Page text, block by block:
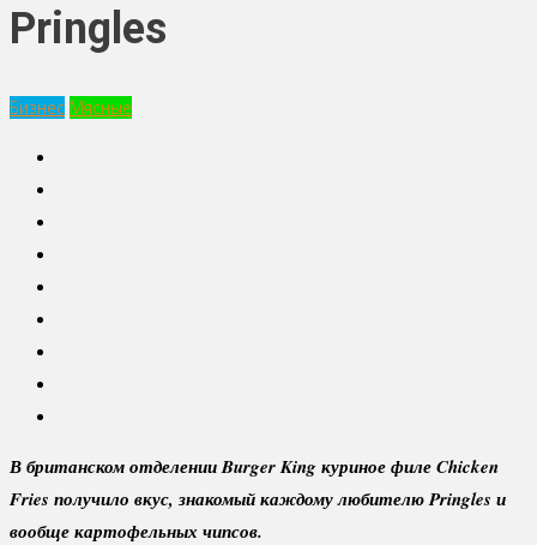
Pringles
Бизнес Мясные
В британском отделенииBurgerKing куриное филеChicken
Fries получило вкус, знакомый каждому любителюPringles и
вообще картофельных чипсов.